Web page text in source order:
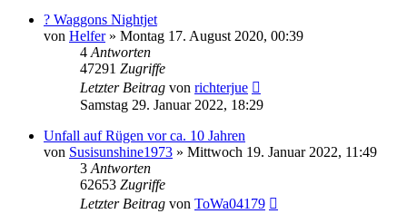
? Waggons Nightjet
von Helfer» Montag 17. August 2020, 00:39
4 Antworten
47291 Zugriffe
Letzter Beitrag von richterjue
Samstag 29. Januar 2022, 18:29
Unfall auf Rügen vor ca. 10 Jahren
von Susisunshine1973 » Mittwoch 19. Januar 2022, 11:49
3 Antworten
62653 Zugriffe
Letzter Beitrag von ToWa04179